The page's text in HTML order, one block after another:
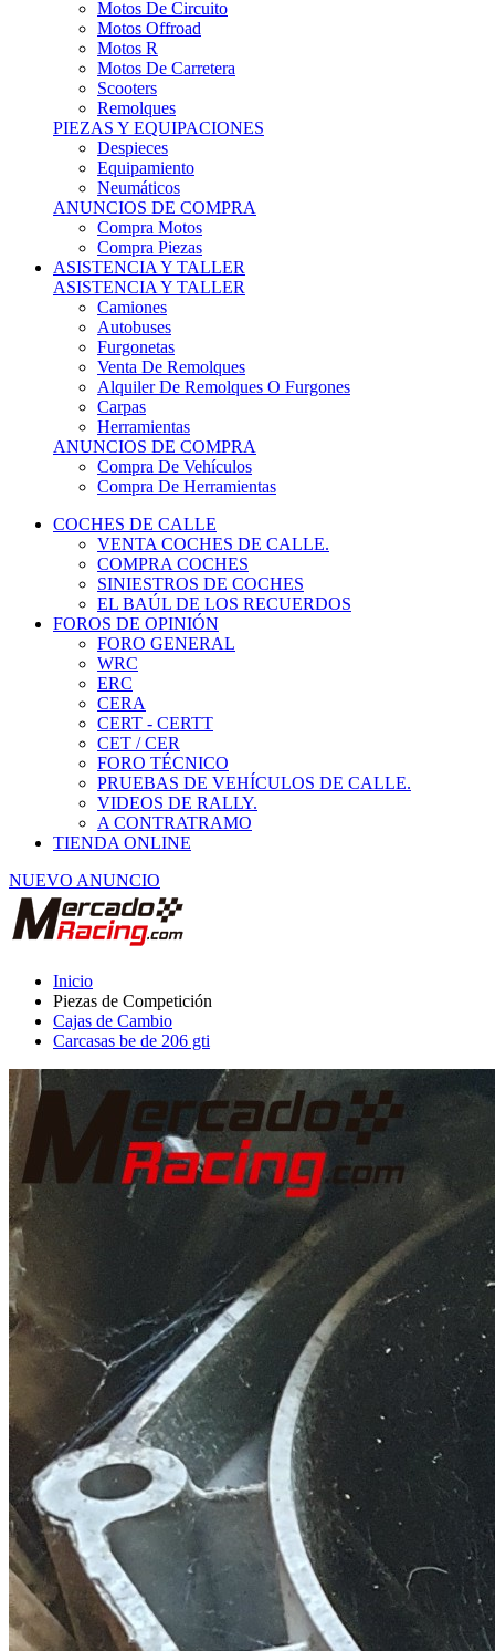
Motos R
Motos De Carretera
Scooters
Remolques
PIEZAS Y EQUIPACIONES
Despieces
Equipamiento
Neumáticos
ANUNCIOS DE COMPRA
Compra Motos
Compra Piezas
ASISTENCIA Y TALLER
ASISTENCIA Y TALLER
Camiones
Autobuses
Furgonetas
Venta De Remolques
Alquiler De Remolques O Furgones
Carpas
Herramientas
ANUNCIOS DE COMPRA
Compra De Vehículos
Compra De Herramientas
COCHES DE CALLE
VENTA COCHES DE CALLE.
COMPRA COCHES
SINIESTROS DE COCHES
EL BAÚL DE LOS RECUERDOS
FOROS DE OPINIÓN
FORO GENERAL
WRC
ERC
CERA
CERT - CERTT
CET / CER
FORO TÉCNICO
PRUEBAS DE VEHÍCULOS DE CALLE.
VIDEOS DE RALLY.
A CONTRATRAMO
TIENDA ONLINE
NUEVO ANUNCIO
Piezas de Competición
Cajas de Cambio
Carcasas be de 206 gti